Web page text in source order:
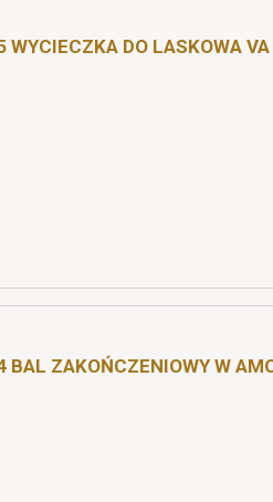
WYCIECZKA DO LASKOWA VA
BAL ZAKOŃCZENIOWY W